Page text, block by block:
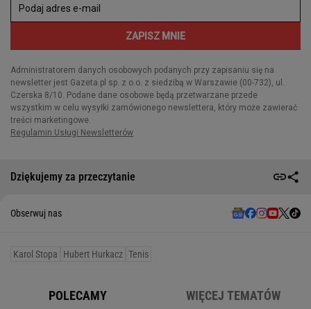
Dziękujemy za przeczytanie
Obserwuj nas
Karol Stopa Hubert Hurkacz Tenis
POLECAMY WIĘCEJ TEMATÓW